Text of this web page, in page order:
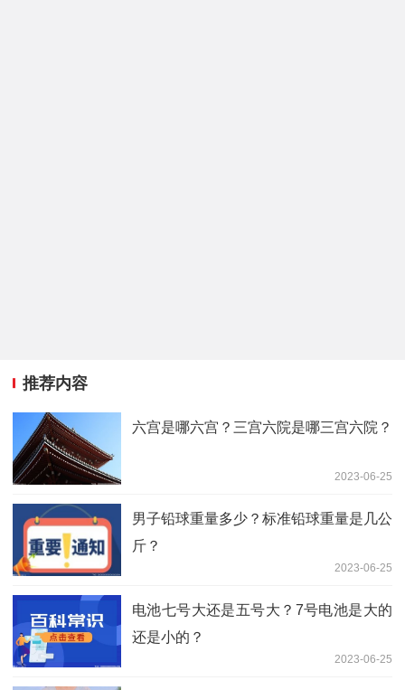
推荐内容
六宫是哪六宫？三宫六院是哪三宫六院？
2023-06-25
男子铅球重量多少？标准铅球重量是几公
斤？
2023-06-25
电池七号大还是五号大？7号电池是大的
还是小的？
2023-06-25